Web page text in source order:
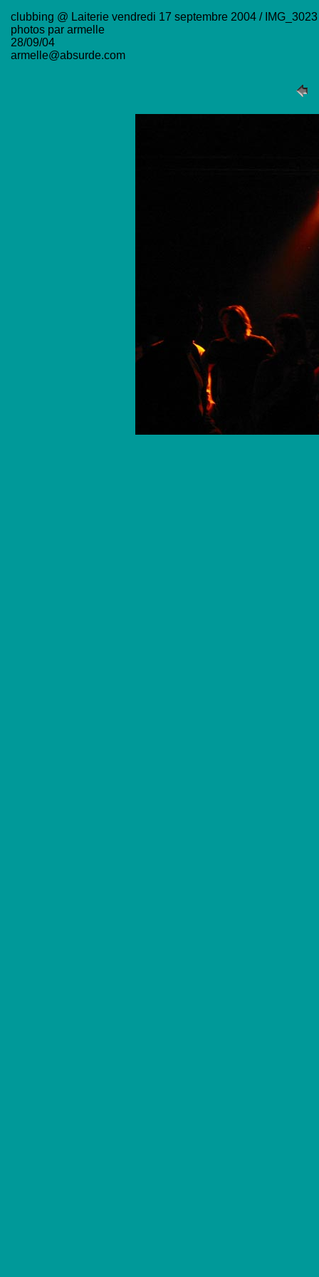
clubbing @ Laiterie vendredi 17 septembre 2004 / IMG_3023
photos par armelle
28/09/04
armelle@absurde.com